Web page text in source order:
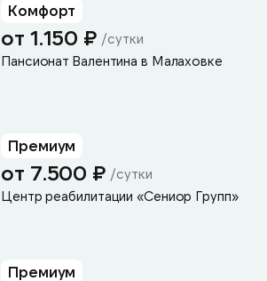
Комфорт
от 1.150 ₽ /сутки
Пансионат Валентина в Малаховке
Премиум
от 7.500 ₽ /сутки
Центр реабилитации «Сениор Групп»
Премиум